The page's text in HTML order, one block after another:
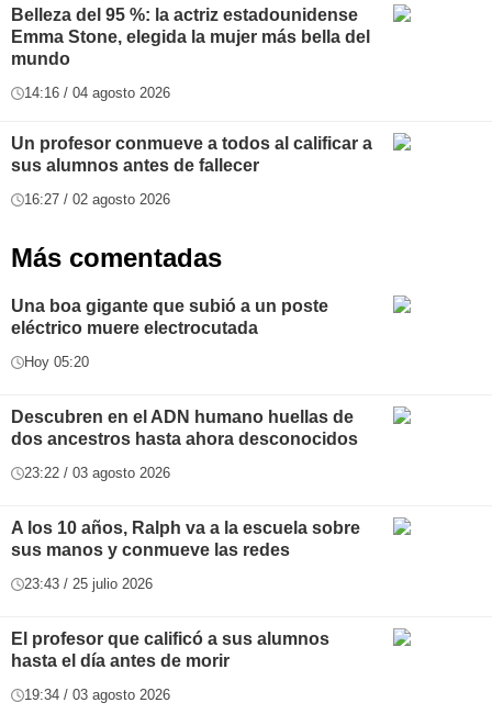
Belleza del 95 %: la actriz estadounidense
Emma Stone, elegida la mujer más bella del
mundo
14:16 / 04 agosto 2026
Un profesor conmueve a todos al calificar a
sus alumnos antes de fallecer
16:27 / 02 agosto 2026
Más comentadas
Una boa gigante que subió a un poste
eléctrico muere electrocutada
Hoy 05:20
Descubren en el ADN humano huellas de
dos ancestros hasta ahora desconocidos
23:22 / 03 agosto 2026
A los 10 años, Ralph va a la escuela sobre
sus manos y conmueve las redes
23:43 / 25 julio 2026
El profesor que calificó a sus alumnos
hasta el día antes de morir
19:34 / 03 agosto 2026